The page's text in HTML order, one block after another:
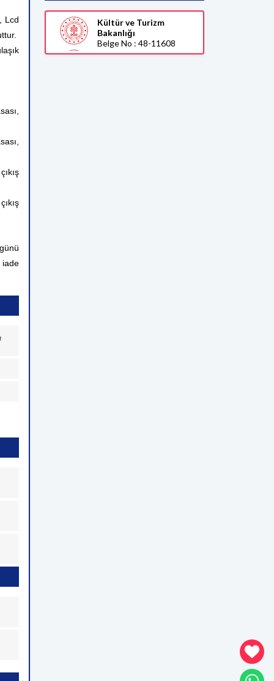
Lcd
iade
Kültür ve Turizm
Bakanlığı
Belge No : 48-11608